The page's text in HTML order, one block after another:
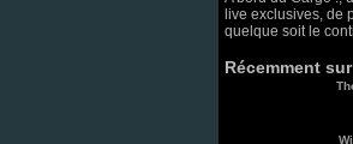
live exclusives, de
quelque soit le
Récemment